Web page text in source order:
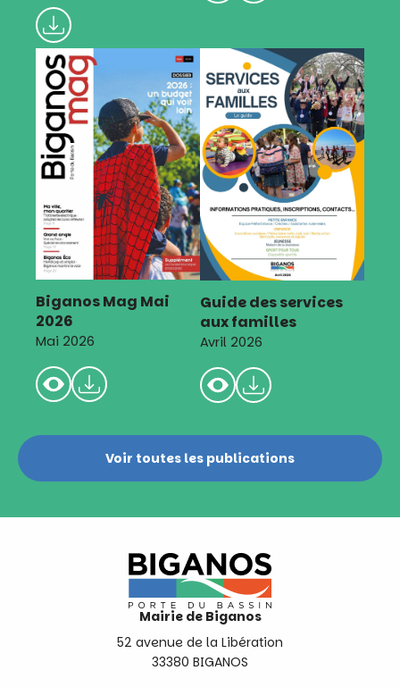
Biganos Mag Mai
2026
Mai 2026
Guide des services
aux familles
Avril 2026
Voir toutes les publications
Mairie de Biganos
52 avenue de la Libération
33380 BIGANOS